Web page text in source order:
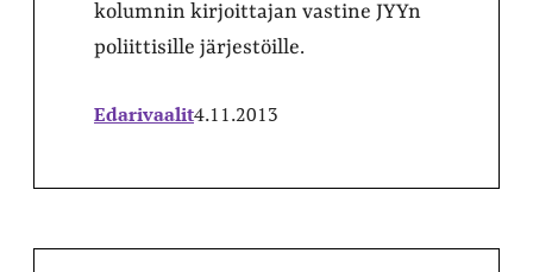
kolumnin kirjoittajan vastine JYYn
poliittisille järjestöille.
Edarivaalit4.11.2013